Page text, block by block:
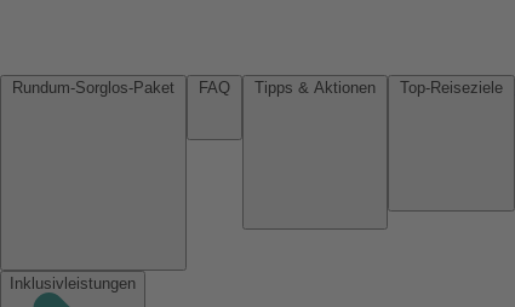
Inklusivleistungen